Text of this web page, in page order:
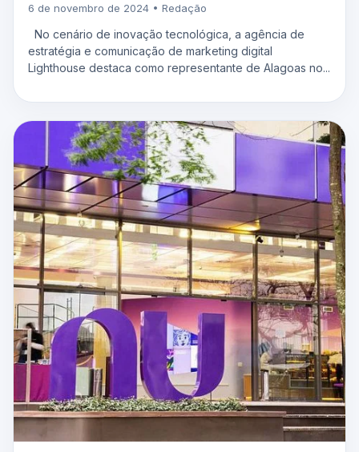
6 de novembro de 2024 • Redação
No cenário de inovação tecnológica, a agência de
estratégia e comunicação de marketing digital
Lighthouse destaca como representante de Alagoas no...